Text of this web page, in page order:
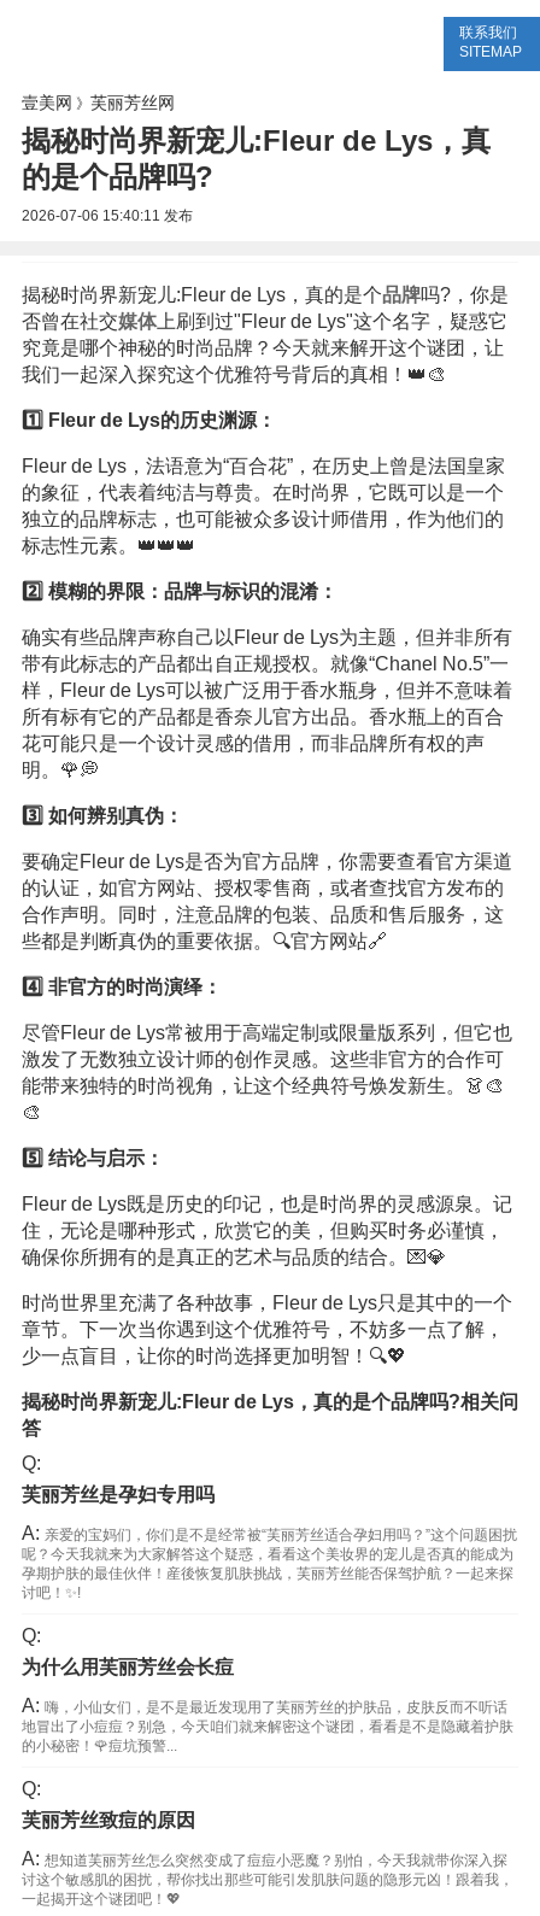
联系我们
SITEMAP
壹美网 》 芙丽芳丝网
揭秘时尚界新宠儿:Fleur de Lys，真
的是个品牌吗?
2026-07-06 15:40:11 发布
揭秘时尚界新宠儿:Fleur de Lys，真的是个品牌吗?，你是
否曾在社交媒体上刷到过"Fleur de Lys"这个名字，疑惑它
究竟是哪个神秘的时尚品牌？今天就来解开这个谜团，让
我们一起深入探究这个优雅符号背后的真相！👑🎨
1️⃣ Fleur de Lys的历史渊源：
Fleur de Lys，法语意为“百合花”，在历史上曾是法国皇家
的象征，代表着纯洁与尊贵。在时尚界，它既可以是一个
独立的品牌标志，也可能被众多设计师借用，作为他们的
标志性元素。👑👑👑
2️⃣ 模糊的界限：品牌与标识的混淆：
确实有些品牌声称自己以Fleur de Lys为主题，但并非所有
带有此标志的产品都出自正规授权。就像“Chanel No.5”一
样，Fleur de Lys可以被广泛用于香水瓶身，但并不意味着
所有标有它的产品都是香奈儿官方出品。香水瓶上的百合
花可能只是一个设计灵感的借用，而非品牌所有权的声
明。🌹💭
3️⃣ 如何辨别真伪：
要确定Fleur de Lys是否为官方品牌，你需要查看官方渠道
的认证，如官方网站、授权零售商，或者查找官方发布的
合作声明。同时，注意品牌的包装、品质和售后服务，这
些都是判断真伪的重要依据。🔍官方网站🔗
4️⃣ 非官方的时尚演绎：
尽管Fleur de Lys常被用于高端定制或限量版系列，但它也
激发了无数独立设计师的创作灵感。这些非官方的合作可
能带来独特的时尚视角，让这个经典符号焕发新生。👗🎨
🎨
5️⃣ 结论与启示：
Fleur de Lys既是历史的印记，也是时尚界的灵感源泉。记
住，无论是哪种形式，欣赏它的美，但购买时务必谨慎，
确保你所拥有的是真正的艺术与品质的结合。💌💎
时尚世界里充满了各种故事，Fleur de Lys只是其中的一个
章节。下一次当你遇到这个优雅符号，不妨多一点了解，
少一点盲目，让你的时尚选择更加明智！🔍💖
揭秘时尚界新宠儿:Fleur de Lys，真的是个品牌吗?相关问
答
Q:
芙丽芳丝是孕妇专用吗
A: 亲爱的宝妈们，你们是不是经常被“芙丽芳丝适合孕妇用吗？”这个问题困扰
呢？今天我就来为大家解答这个疑惑，看看这个美妆界的宠儿是否真的能成为
孕期护肤的最佳伙伴！産後恢复肌肤挑战，芙丽芳丝能否保驾护航？一起来探
讨吧！✨!
Q:
为什么用芙丽芳丝会长痘
A: 嗨，小仙女们，是不是最近发现用了芙丽芳丝的护肤品，皮肤反而不听话
地冒出了小痘痘？别急，今天咱们就来解密这个谜团，看看是不是隐藏着护肤
的小秘密！🌹痘坑预警...
Q:
芙丽芳丝致痘的原因
A: 想知道芙丽芳丝怎么突然变成了痘痘小恶魔？别怕，今天我就带你深入探
讨这个敏感肌的困扰，帮你找出那些可能引发肌肤问题的隐形元凶！跟着我，
一起揭开这个谜团吧！💖